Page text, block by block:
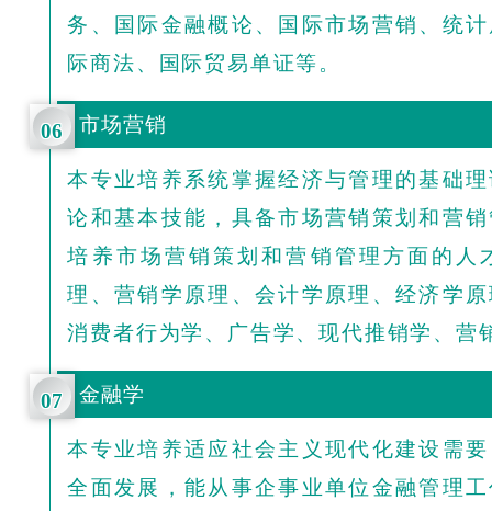
务、国际金融概论、国际市场营销、统
际商法、国际贸易单证等。
06 市场营销
本专业培养系统掌握经济与管理的基础
论和基本技能，具备市场营销策划和营
培养市场营销策划和营销管理方面的人
理、营销学原理、会计学原理、经济学
消费者行为学、广告学、现代推销学、营
07 金融学
本专业培养适应社会主义现代化建设需
全面发展，能从事企事业单位金融管理